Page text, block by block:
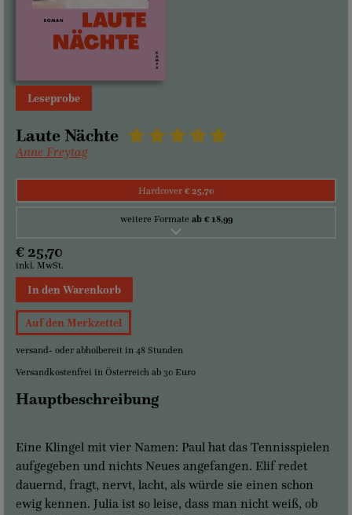
Leseprobe
Laute Nächte
Anne Freytag
Hardcover € 25,70
weitere Formate ab € 18,99
€ 25,70
inkl. MwSt.
In den Warenkorb
Auf den Merkzettel
versand- oder abholbereit in 48 Stunden
Versandkostenfrei in Österreich ab 30 Euro
Hauptbeschreibung
Eine Klingel mit vier Namen: Paul hat das Tennisspielen
aufgegeben und nichts Neues angefangen. Elif redet
dauernd, fragt, nervt, lacht, als würde sie einen schon
ewig kennen. Julia ist so leise, dass man nicht weiß, ob